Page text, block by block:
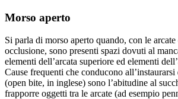
Morso aperto
Si parla di morso aperto quando, con le arcate
occlusione, sono presenti spazi dovuti al
elementi dell’arcata superiore ed elementi
Cause frequenti che conducono
(open bite, in inglese) sono l’abitudine al
frapporre oggetti tra le arcate (ad esempio